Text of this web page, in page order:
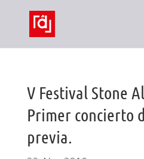
V Festival Stone
Primer concierto
previa.